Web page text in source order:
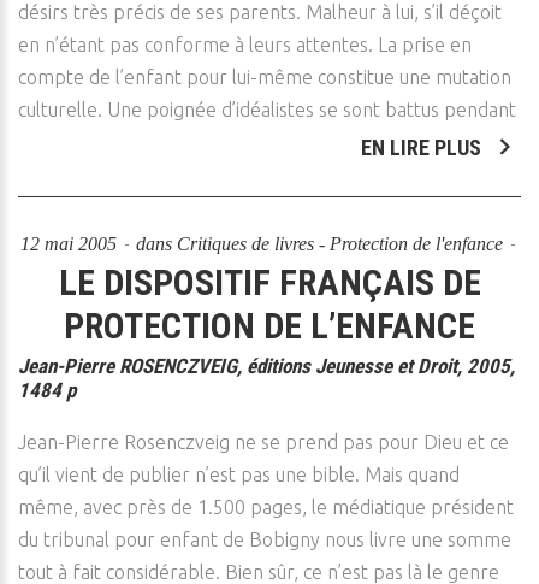
désirs très précis de ses parents. Malheur à lui, s’il déçoit
en n’étant pas conforme à leurs attentes. La prise en
compte de l’enfant pour lui-même constitue une mutation
culturelle. Une poignée d’idéalistes se sont battus pendant
EN LIRE PLUS
12 mai 2005 dans Critiques de livres - Protection de l'enfance
LE DISPOSITIF FRANÇAIS DE
PROTECTION DE L’ENFANCE
Jean-Pierre ROSENCZVEIG, éditions Jeunesse et Droit, 2005,
1484 p
Jean-Pierre Rosenczveig ne se prend pas pour Dieu et ce
qu’il vient de publier n’est pas une bible. Mais quand
même, avec près de 1.500 pages, le médiatique président
du tribunal pour enfant de Bobigny nous livre une somme
tout à fait considérable. Bien sûr, ce n’est pas là le genre